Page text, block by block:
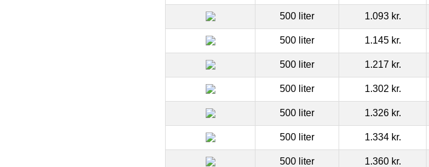
500 liter 1.093 kr.
500 liter 1.145 kr.
500 liter 1.217 kr.
500 liter 1.302 kr.
500 liter 1.326 kr.
500 liter 1.334 kr.
500 liter 1.360 kr.